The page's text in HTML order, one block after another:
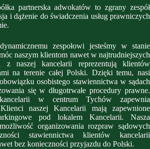
partnerska adwokatów to zgrany zespół
i dążenie do świadczenia usług prawniczych
zespołowi jesteśmy w stanie
naszym klientom nawet w najtrudniejszych
z naszej kancelarii reprezentują klientów
na terenie całej Polski. Dzięki temu, nasi
osobistego stawiennictwa w sądach
się w długotrwałe procedury prawne.
w centrum Tychów zapewnia
naszej Kancelarii mają zapewnione
pod lokalem Kancelarii. Nasza
organizowania rozpraw sądowych
stawiennictwa klientów kancelarii
bez konieczności przyjazdu do Polski.